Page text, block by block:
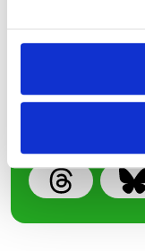
z
příspěvků
práci.